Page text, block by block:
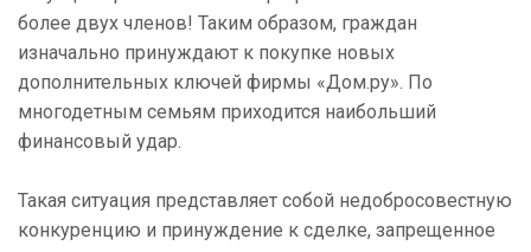
более двух членов! Таким образом, граждан
изначально принуждают к покупке новых
дополнительных ключей фирмы «Дом.ру». По
многодетным семьям приходится наибольший
финансовый удар.
Такая ситуация представляет собой недобросовестную
конкуренцию и принуждение к сделке, запрещенное